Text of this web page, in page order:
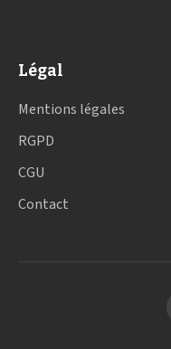
Légal
Mentions légales
RGPD
CGU
Contact